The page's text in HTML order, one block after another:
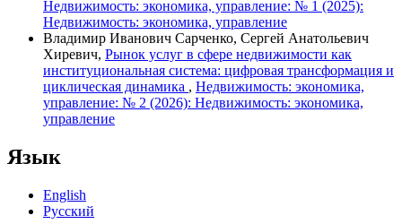
Недвижимость: экономика, управление: № 1 (2025):
Недвижимость: экономика, управление
Владимир Иванович Сарченко, Сергей Анатольевич
Хиревич, Рынок услуг в сфере недвижимости как
институциональная система: цифровая трансформация и
циклическая динамика , Недвижимость: экономика,
управление: № 2 (2026): Недвижимость: экономика,
управление
Язык
English
Русский